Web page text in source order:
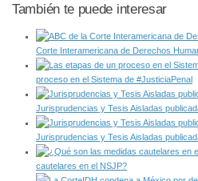
También te puede interesar
Corte Interamericana de Derechos
proceso en el Sistema de #JusticiaPenal
Jurisprudencias y Tesis Aisladas
Jurisprudencias y Tesis Aisladas
cautelares en el NSJP?